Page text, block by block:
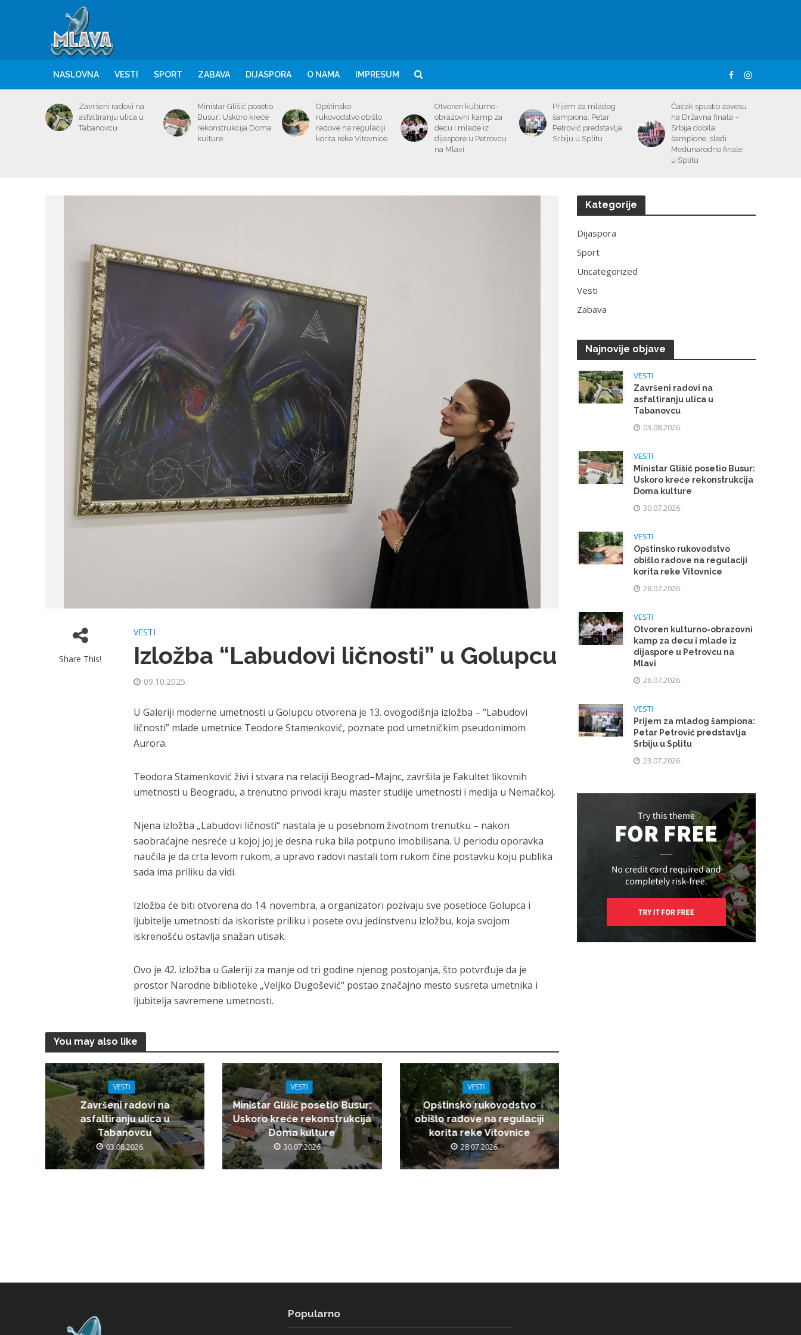
NASLOVNA VESTI SPORT ZABAVA DIJASPORA O NAMA IMPRESUM
Završeni radovi na
asfaltiranju ulica u
Tabanovcu
Ministar Glišić posetio
Busur: Uskoro kreće
rekonstrukcija Doma
kulture
Opštinsko
rukovodstvo obišlo
radove na regulaciji
korita reke Vitovnice
Otvoren kulturno-
obrazovni kamp za
decu i mlade iz
dijaspore u Petrovcu
na Mlavi
Prijem za mladog
šampiona: Petar
Petrović predstavlja
Srbiju u Splitu
Čačak spustio zavesu
na Državna finala –
Srbija dobila
šampione, sledi
Međunarodno finale
u Splitu
Share This!
VESTI
Izložba “Labudovi ličnosti” u Golupcu
09.10.2025.
U Galeriji moderne umetnosti u Golupcu otvorena je 13. ovogodišnja izložba – “Labudovi
ličnosti” mlade umetnice Teodore Stamenković, poznate pod umetničkim pseudonimom
Aurora.
Teodora Stamenković živi i stvara na relaciji Beograd–Majnc, završila je Fakultet likovnih
umetnosti u Beogradu, a trenutno privodi kraju master studije umetnosti i medija u Nemačkoj.
Njena izložba „Labudovi ličnosti“ nastala je u posebnom životnom trenutku – nakon
saobraćajne nesreće u kojoj joj je desna ruka bila potpuno imobilisana. U periodu oporavka
naučila je da crta levom rukom, a upravo radovi nastali tom rukom čine postavku koju publika
sada ima priliku da vidi.
Izložba će biti otvorena do 14. novembra, a organizatori pozivaju sve posetioce Golupca i
ljubitelje umetnosti da iskoriste priliku i posete ovu jedinstvenu izložbu, koja svojom
iskrenošću ostavlja snažan utisak.
Ovo je 42. izložba u Galeriji za manje od tri godine njenog postojanja, što potvrđuje da je
prostor Narodne biblioteke „Veljko Dugošević“ postao značajno mesto susreta umetnika i
ljubitelja savremene umetnosti.
You may also like
VESTI
Završeni radovi na
asfaltiranju ulica u
Tabanovcu
03.08.2026.
VESTI
Ministar Glišić posetio Busur:
Uskoro kreće rekonstrukcija
Doma kulture
30.07.2026.
VESTI
Opštinsko rukovodstvo
obišlo radove na regulaciji
korita reke Vitovnice
28.07.2026.
Kategorije
Dijaspora
Sport
Uncategorized
Vesti
Zabava
Najnovije objave
VESTI
Završeni radovi na
asfaltiranju ulica u
Tabanovcu
03.08.2026.
VESTI
Ministar Glišić posetio Busur:
Uskoro kreće rekonstrukcija
Doma kulture
30.07.2026.
VESTI
Opštinsko rukovodstvo
obišlo radove na regulaciji
korita reke Vitovnice
28.07.2026.
VESTI
Otvoren kulturno-obrazovni
kamp za decu i mlade iz
dijaspore u Petrovcu na
Mlavi
26.07.2026.
VESTI
Prijem za mladog šampiona:
Petar Petrović predstavlja
Srbiju u Splitu
23.07.2026.
Popularno